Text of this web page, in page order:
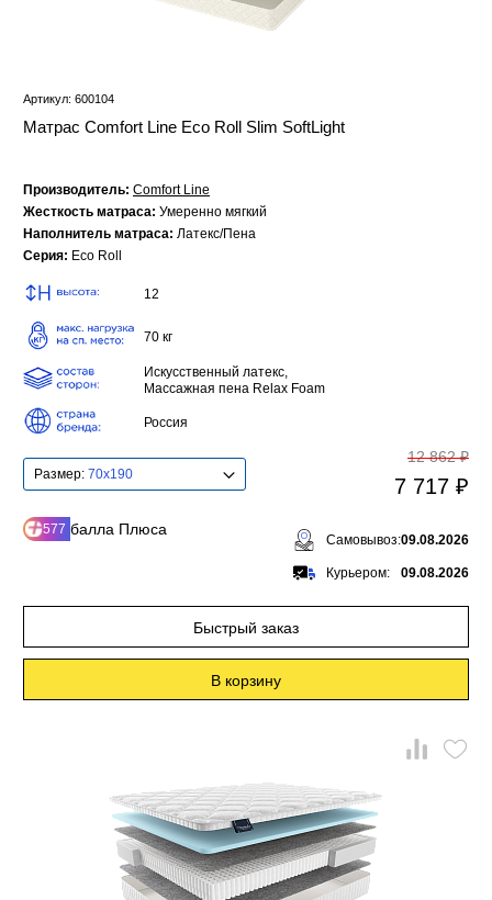
Артикул: 600104
Матрас Comfort Line Eco Roll Slim SoftLight
Производитель: Comfort Line
Жесткость матраса: Умеренно мягкий
Наполнитель матраса: Латекс/Пена
Серия: Eco Roll
12
70 кг
Искусственный латекс,
Массажная пена Relax Foam
Россия
Размер: 70x190
577 балла Плюса
12 862 ₽
7 717 ₽
Самовывоз:09.08.2026
Курьером: 09.08.2026
Быстрый заказ
В корзину